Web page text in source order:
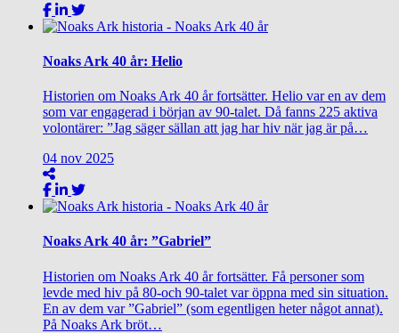
Noaks Ark 40 år: Helio
Historien om Noaks Ark 40 år fortsätter. Helio var en av dem
som var engagerad i början av 90-talet. Då fanns 225 aktiva
volontärer: ”Jag säger sällan att jag har hiv när jag är på…
04 nov 2025
Noaks Ark 40 år: ”Gabriel”
Historien om Noaks Ark 40 år fortsätter. Få personer som
levde med hiv på 80-och 90-talet var öppna med sin situation.
En av dem var ”Gabriel” (som egentligen heter något annat).
På Noaks Ark bröt…